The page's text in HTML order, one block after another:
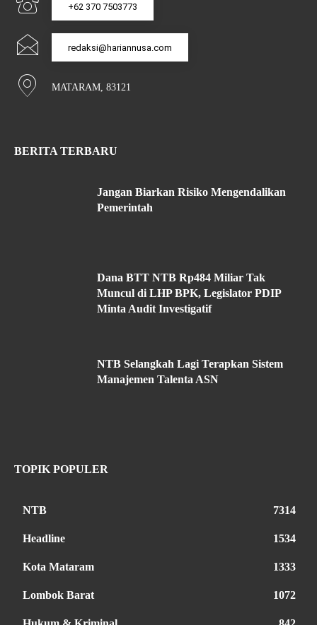
+62 370 7503773
redaksi@hariannusa.com
MATARAM, 83121
BERITA TERBARU
Jangan Biarkan Risiko Mengendalikan
Pemerintah
Dana BTT NTB Rp484 Miliar Tak
Muncul di LHP BPK, Legislator PDIP
Minta Audit Investigatif
NTB Selangkah Lagi Terapkan Sistem
Manajemen Talenta ASN
TOPIK POPULER
NTB 7314
Headline 1534
Kota Mataram 1333
Lombok Barat 1072